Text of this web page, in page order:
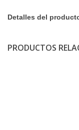
Detalles del
PRODUCTOS